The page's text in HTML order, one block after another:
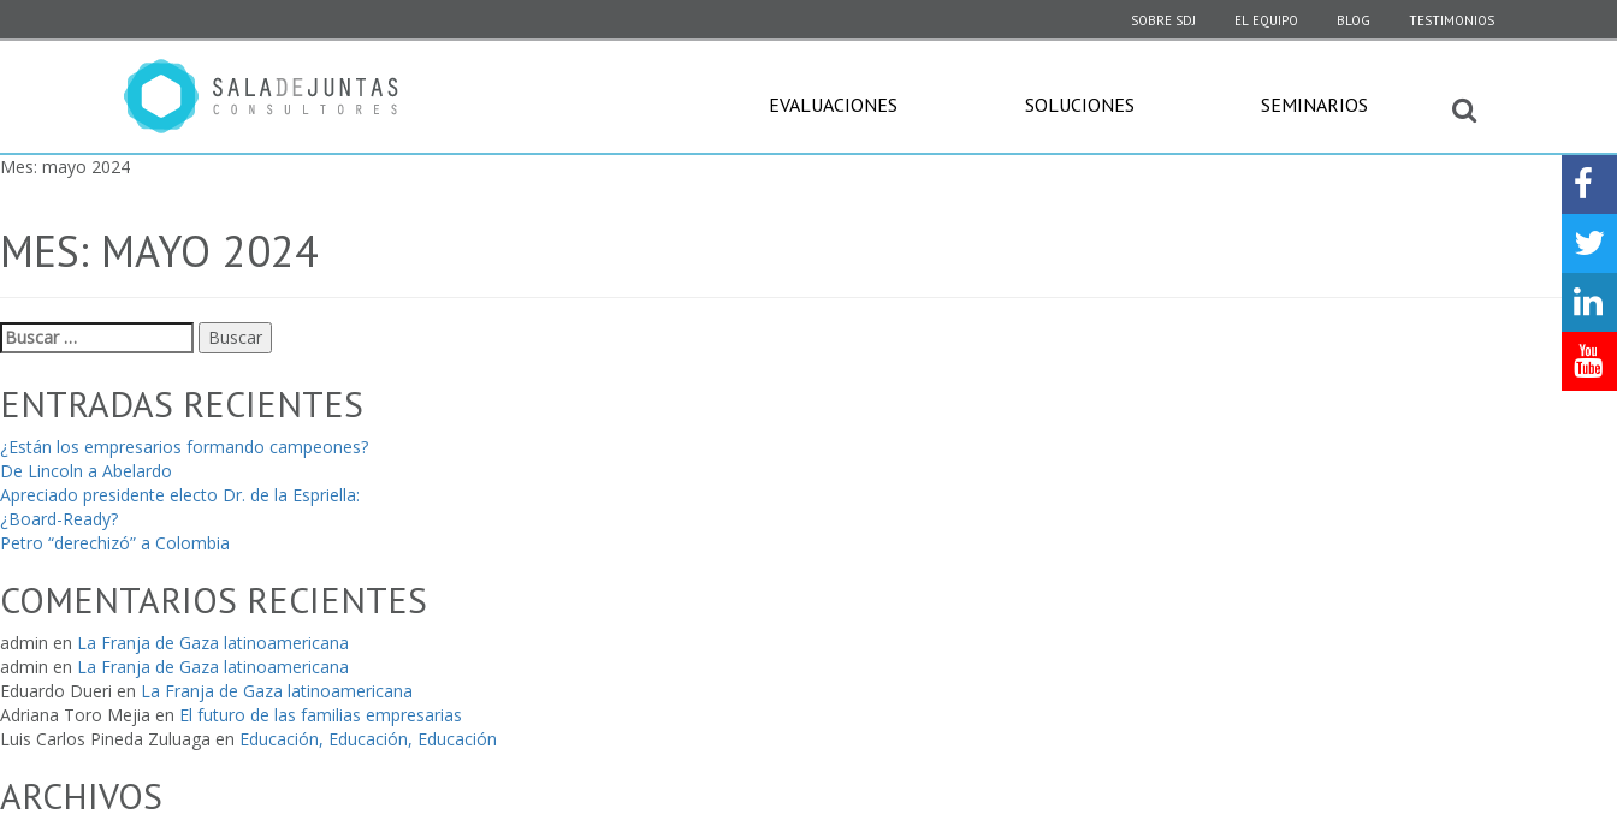
SOBRE SDJ EL EQUIPO BLOG TESTIMONIOS
EVALUACIONES SOLUCIONES SEMINARIOS
Mes: mayo 2024
MES: MAYO 2024
Buscar:
ENTRADAS RECIENTES
¿Están los empresarios formando campeones?
De Lincoln a Abelardo
Apreciado presidente electo Dr. de la Espriella:
¿Board-Ready?
Petro “derechizó” a Colombia
COMENTARIOS RECIENTES
admin en La Franja de Gaza latinoamericana
admin en La Franja de Gaza latinoamericana
Eduardo Dueri en La Franja de Gaza latinoamericana
Adriana Toro Mejia en El futuro de las familias empresarias
Luis Carlos Pineda Zuluaga en Educación, Educación, Educación
ARCHIVOS